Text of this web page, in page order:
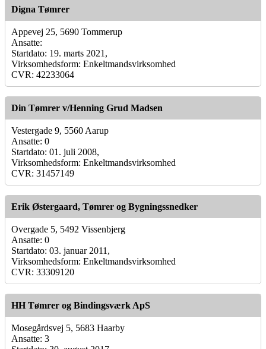
Digna Tømrer
Appevej 25, 5690 Tommerup
Ansatte:
Startdato: 19. marts 2021,
Virksomhedsform: Enkeltmandsvirksomhed
CVR: 42233064
Din Tømrer v/Henning Grud Madsen
Vestergade 9, 5560 Aarup
Ansatte: 0
Startdato: 01. juli 2008,
Virksomhedsform: Enkeltmandsvirksomhed
CVR: 31457149
Erik Østergaard, Tømrer og Bygningssnedker
Overgade 5, 5492 Vissenbjerg
Ansatte: 0
Startdato: 03. januar 2011,
Virksomhedsform: Enkeltmandsvirksomhed
CVR: 33309120
HH Tømrer og Bindingsværk ApS
Mosegårdsvej 5, 5683 Haarby
Ansatte: 3